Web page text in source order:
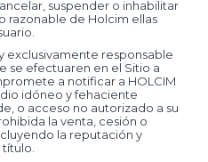
suspender o inhabilitar
razonable de Holcim ellas
exclusivamente responsable
se efectuaren en el Sitio a
a notificar a HOLCIM
idóneo y fehaciente
o acceso no autorizado a su
la venta, cesión o
la reputación y